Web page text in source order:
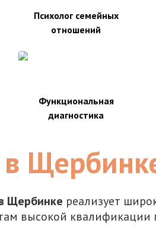
Психолог семейных
отношений
Функциональная
диагностика
Щербинке реализует
высокой